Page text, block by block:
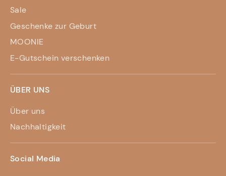
Sale
Geschenke zur Geburt
MOONIE
E-Gutschein verschenken
ÜBER UNS
Über uns
Nachhaltigkeit
Social Media